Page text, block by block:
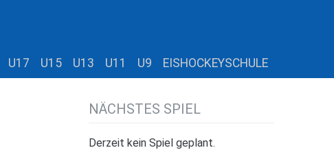
U17 U15 U13 U11 U9 EISHOCKEYSCHULE
NÄCHSTES SPIEL
Derzeit kein Spiel geplant.